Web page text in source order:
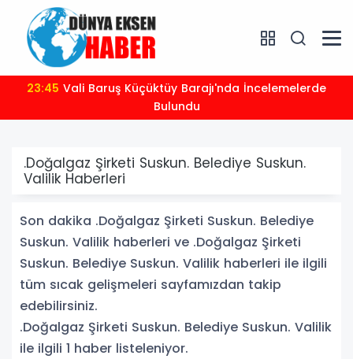
23:45
Bulundu
.Doğalgaz Şirketi Suskun. Belediye Suskun.
Valilik Haberleri
Son dakika .Doğalgaz Şirketi Suskun. Belediye
Suskun. Valilik haberleri ve .Doğalgaz Şirketi
Suskun. Belediye Suskun. Valilik haberleri ile ilgili
tüm sıcak gelişmeleri sayfamızdan takip
edebilirsiniz.
.Doğalgaz Şirketi Suskun. Belediye Suskun. Valilik
ile ilgili 1 haber listeleniyor.